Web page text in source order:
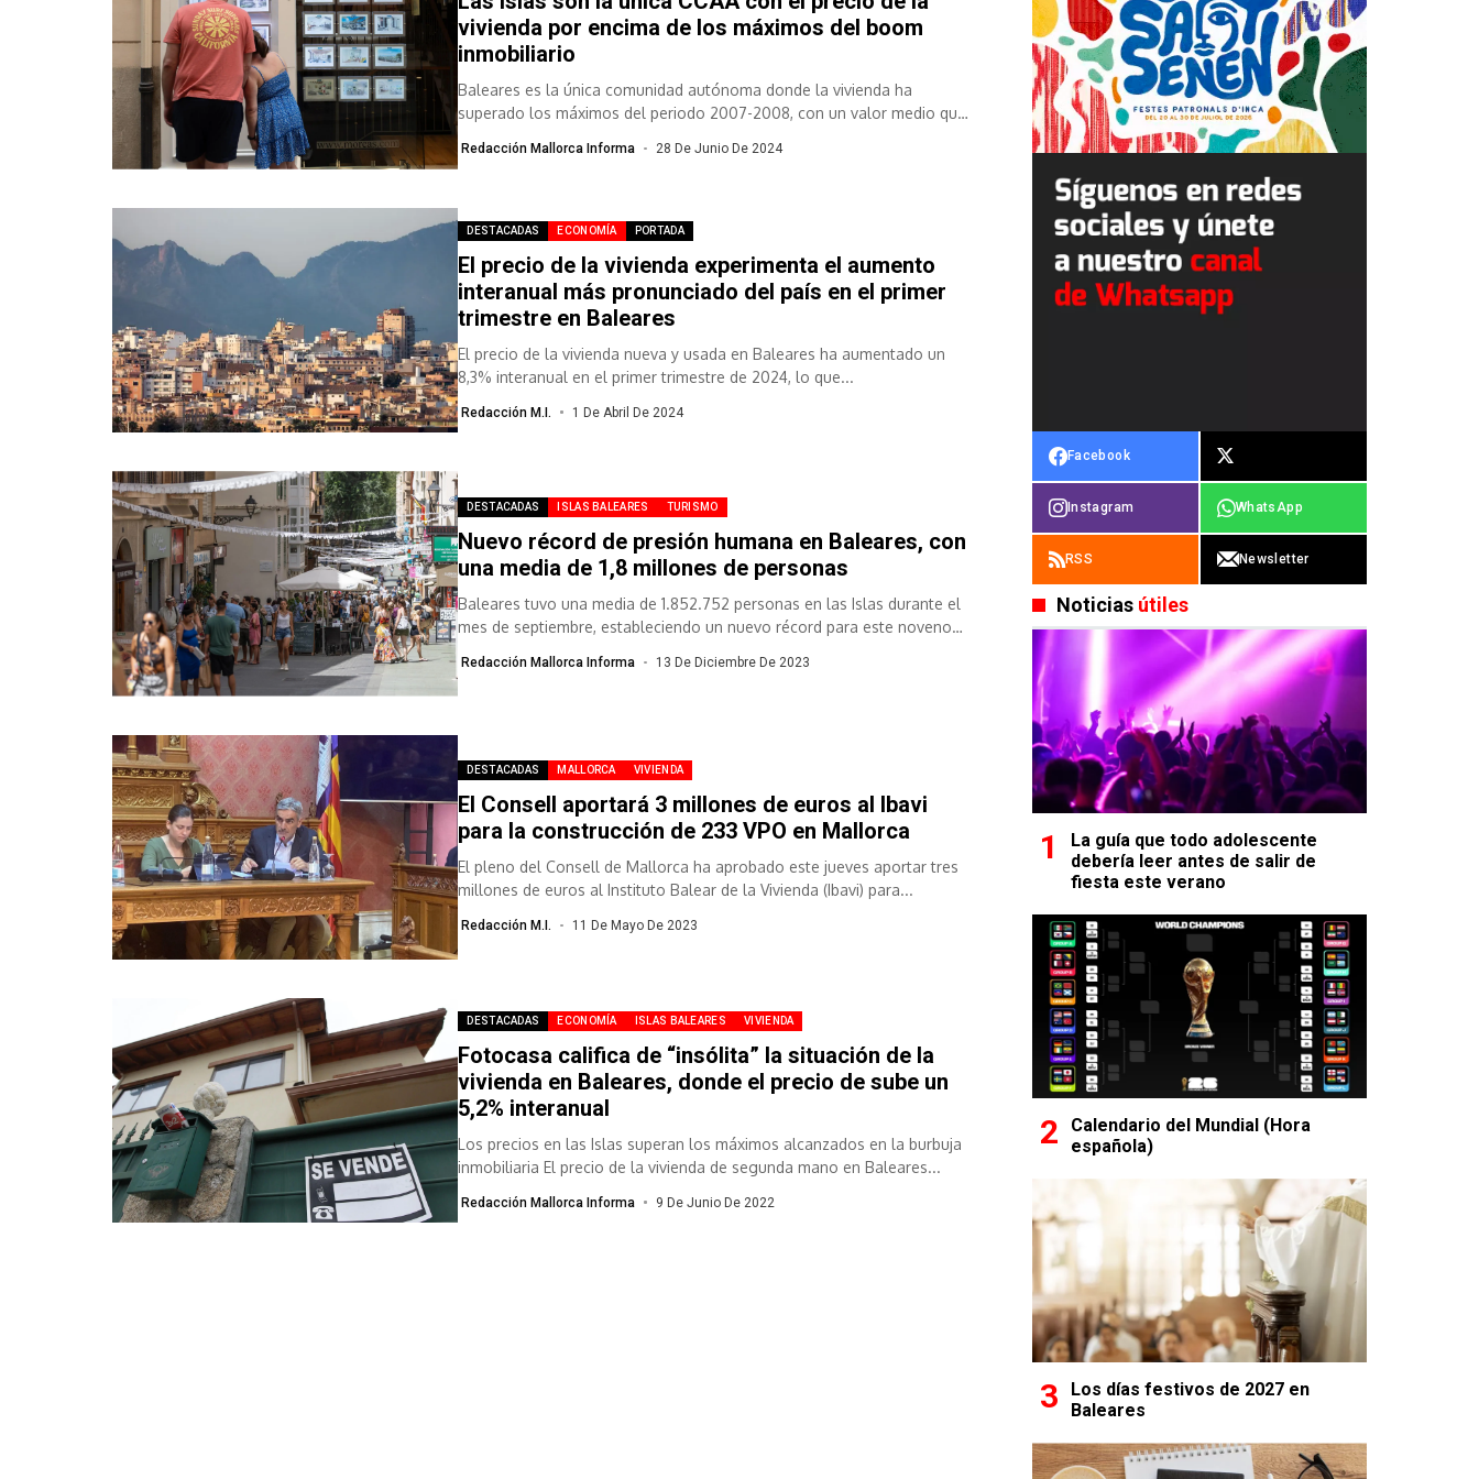
vivienda por encima de los máximos del boom
inmobiliario
Baleares es la única comunidad autónoma donde la vivienda ha
superado los máximos del periodo 2007-2008, con un valor medio que
Redacción Mallorca Informa 28 De Junio De 2024
DESTACADAS ECONOMÍA PORTADA
El precio de la vivienda experimenta el aumento
interanual más pronunciado del país en el primer
trimestre en Baleares
El precio de la vivienda nueva y usada en Baleares ha aumentado un
8,3% interanual en el primer trimestre de 2024, lo que...
Redacción M.I. 1 De Abril De 2024
DESTACADAS ISLAS BALEARES TURISMO
Nuevo récord de presión humana en Baleares, con
una media de 1,8 millones de personas
Baleares tuvo una media de 1.852.752 personas en las Islas durante el
mes de septiembre, estableciendo un nuevo récord para este noveno
Redacción Mallorca Informa 13 De Diciembre De 2023
DESTACADAS MALLORCA VIVIENDA
El Consell aportará 3 millones de euros al Ibavi
para la construcción de 233 VPO en Mallorca
El pleno del Consell de Mallorca ha aprobado este jueves aportar tres
millones de euros al Instituto Balear de la Vivienda (Ibavi) para...
Redacción M.I. 11 De Mayo De 2023
DESTACADAS ECONOMÍA ISLAS BALEARES VIVIENDA
Fotocasa califica de “insólita” la situación de la
vivienda en Baleares, donde el precio de sube un
5,2% interanual
Los precios en las Islas superan los máximos alcanzados en la burbuja
inmobiliaria El precio de la vivienda de segunda mano en Baleares...
Redacción Mallorca Informa 9 De Junio De 2022
Facebook
Instagram WhatsApp
RSS Newsletter
Noticias útiles
La guía que todo adolescente
debería leer antes de salir de
fiesta este verano
Calendario del Mundial (Hora
española)
Los días festivos de 2027 en
Baleares